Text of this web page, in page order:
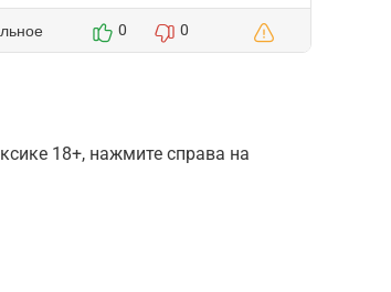
0 0
18+, нажмите справа на